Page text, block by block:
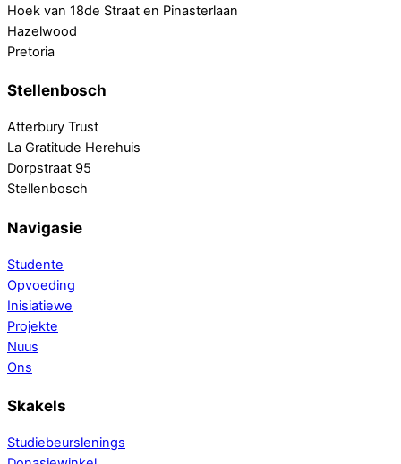
Hoek van 18de Straat en Pinasterlaan
Hazelwood
Pretoria
Stellenbosch
Atterbury Trust
La Gratitude Herehuis
Dorpstraat 95
Stellenbosch
Navigasie
Studente
Opvoeding
Inisiatiewe
Projekte
Nuus
Ons
Skakels
Studiebeurslenings